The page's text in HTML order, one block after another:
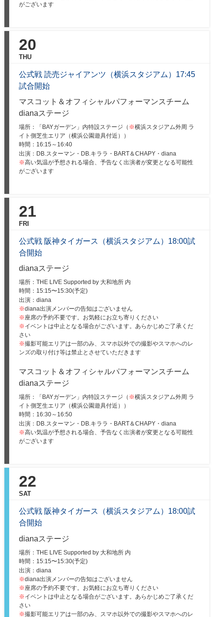
がございます
20
THU
公式戦 読売ジャイアンツ（横浜スタジアム）17:45
試合開始
マスコット＆オフィシャルパフォーマンスチーム
dianaステージ
場所：「BAYガーデン」内特設ステージ（ ※横浜スタジアム外周 ラ
イト側芝生エリア（横浜公園遊具付近））
時間： 16:15～16:40
出演：DB.スターマン・DB.キララ・BART＆CHAPY・diana
※高い気温が予想される場合、予告なく出演者が変更となる可能性
がございます
21
FRI
公式戦 阪神タイガース（横浜スタジアム）18:00試
合開始
dianaステージ
場所：THE LIVE Supported by 大和地所 内
時間： 15:15〜15:30(予定)
出演：diana
※diana出演メンバーの告知はございません
※座席の予約不要です。お気軽にお立ち寄りください
※イベントは中止となる場合がございます。あらかじめご了承くだ
さい
※撮影可能エリアは一部のみ、スマホ以外での撮影やスマホへのレ
ンズの取り付け等は禁止とさせていただきます
マスコット＆オフィシャルパフォーマンスチーム
dianaステージ
場所：「BAYガーデン」内特設ステージ（ ※横浜スタジアム外周 ラ
イト側芝生エリア（横浜公園遊具付近））
時間： 16:30～16:50
出演：DB.スターマン・DB.キララ・BART＆CHAPY・diana
※高い気温が予想される場合、予告なく出演者が変更となる可能性
がございます
22
SAT
公式戦 阪神タイガース（横浜スタジアム）18:00試
合開始
dianaステージ
場所：THE LIVE Supported by 大和地所 内
時間： 15:15〜15:30(予定)
出演：diana
※diana出演メンバーの告知はございません
※座席の予約不要です。お気軽にお立ち寄りください
※イベントは中止となる場合がございます。あらかじめご了承くだ
さい
※撮影可能エリアは一部のみ、スマホ以外での撮影やスマホへのレ